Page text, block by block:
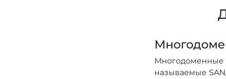
называемые